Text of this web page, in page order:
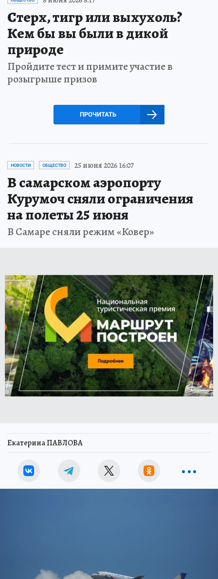
Стерх, тигр или выхухоль?
Кем бы вы были в дикой
природе
Пройдите тест и примите участие в
розыгрыше призов
ПРОЧИТАТЬ
НОВОСТИ ОБЩЕСТВО 25 июня 2026 16:07
В самарском аэропорту
Курумоч сняли ограничения
на полеты 25 июня
В Самаре сняли режим «Ковер»
Екатерина ПАВЛОВА